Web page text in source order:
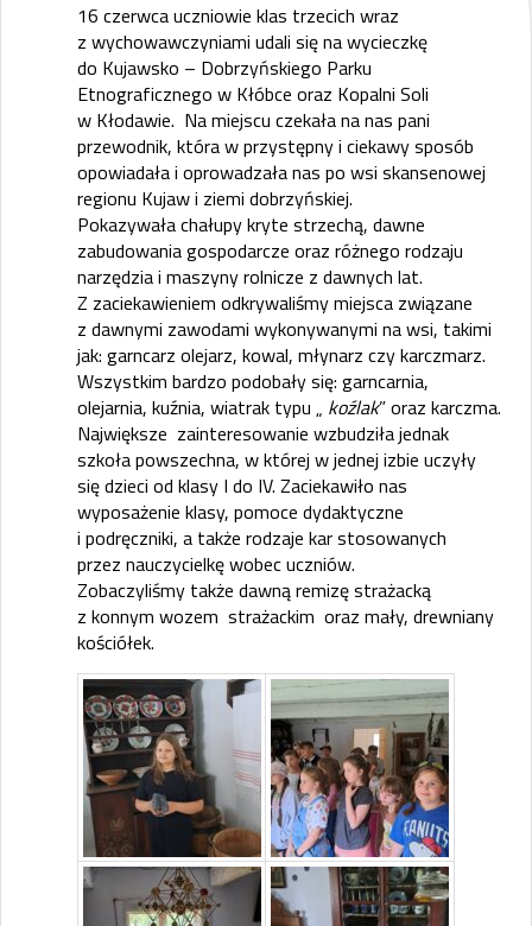
16 czerwca uczniowie klas trzecich wraz
z wychowawczyniami udali się na wycieczkę
do Kujawsko – Dobrzyńskiego Parku
Etnograficznego w Kłóbce oraz Kopalni Soli
w Kłodawie. Na miejscu czekała na nas pani
przewodnik, która w przystępny i ciekawy sposób
opowiadała i oprowadzała nas po wsi skansenowej
regionu Kujaw i ziemi dobrzyńskiej.
Pokazywała chałupy kryte strzechą, dawne
zabudowania gospodarcze oraz różnego rodzaju
narzędzia i maszyny rolnicze z dawnych lat.
Z zaciekawieniem odkrywaliśmy miejsca związane
z dawnymi zawodami wykonywanymi na wsi, takimi
jak: garncarz olejarz, kowal, młynarz czy karczmarz.
Wszystkim bardzo podobały się: garncarnia,
olejarnia, kuźnia, wiatrak typu „ koźlak” oraz karczma.
Największe zainteresowanie wzbudziła jednak
szkoła powszechna, w której w jednej izbie uczyły
się dzieci od klasy I do IV. Zaciekawiło nas
wyposażenie klasy, pomoce dydaktyczne
i podręczniki, a także rodzaje kar stosowanych
przez nauczycielkę wobec uczniów.
Zobaczyliśmy także dawną remizę strażacką
z konnym wozem strażackim oraz mały, drewniany
kościółek.